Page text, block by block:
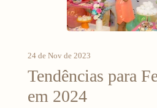
24 de Nov de 2023
Tendências para
em 2024